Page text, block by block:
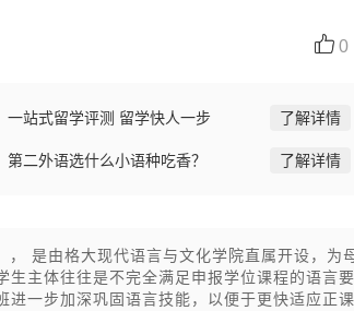
0
一站式留学评测 留学快人一步 了解详情
第二外语选什么小语种吃香？ 了解详情
是由格大现代语言与文化学院直属开设，为
生主体往往是不完全满足申报学位课程的语言要
一步加深巩固语言技能，以便于更快适应正